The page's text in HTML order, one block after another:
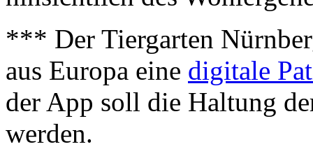
*** Der Tiergarten
aus Europa eine digitale
der App soll die Haltung
werden.